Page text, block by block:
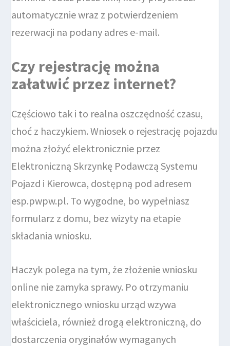
automatycznie wraz z potwierdzeniem
rezerwacji na podany adres e-mail.
Czy rejestrację można
załatwić przez internet?
Częściowo tak i to realna oszczędność czasu,
choć z haczykiem. Wniosek o rejestrację pojazdu
można złożyć elektronicznie przez
Elektroniczną Skrzynkę Podawczą Systemu
Pojazd i Kierowca, dostępną pod adresem
esp.pwpw.pl. To wygodne, bo wypełniasz
formularz z domu, bez wizyty na etapie
składania wniosku.
Haczyk polega na tym, że złożenie wniosku
online nie zamyka sprawy. Po otrzymaniu
elektronicznego wniosku urząd wzywa
właściciela, również drogą elektroniczną, do
dostarczenia oryginałów wymaganych